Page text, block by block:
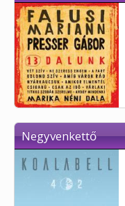
Negyvenkettő